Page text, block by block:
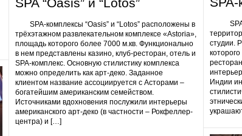
SPA-комплексы “Oasis” и “Lotos” расположены в
трёхэтажном развлекательном комплексе «Astoria»,
площадь которого более 7000 м.кв. Функционально
в нем представлены казино, клуб-ресторан, отель и
SPA-комплекс. Основную стилистику комплекса
можно определить как арт-деко. Заданное
клиентом название ассоциируется с Асторами –
богатейшим американским семейством.
Источниками вдохновения послужили интерьеры
американского арт-деко (в частности – Рокфеллер-
центра) и […]
SPA-
студии.
Индии